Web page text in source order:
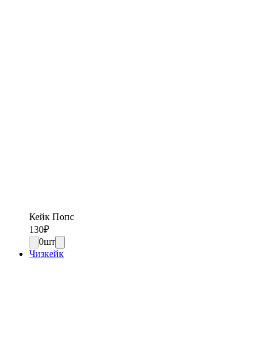
Кейк Попс
130₽
0шт
Чизкейк